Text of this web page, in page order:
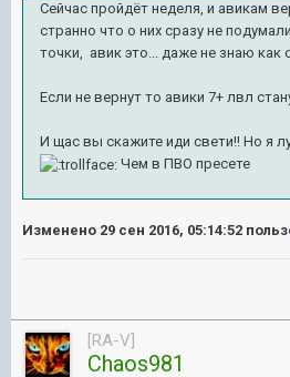
Сейчас пройдёт неделя, и авикам
странно что о них сразу не
точки, авик это... даже не знаю как
​Если не вернут то авики 7+ лвл
И щас вы скажите иди свети!! Но я
​ Чем в ПВО пресете
Изменено 29 сен 2016, 05:14:52
[RA-V]
Chaos981